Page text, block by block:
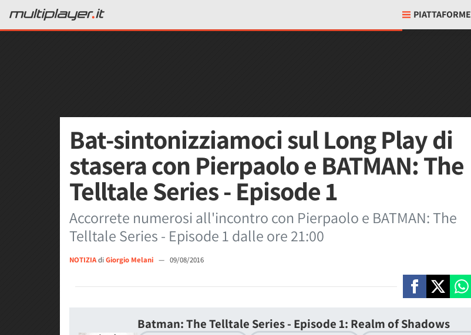
PIATTAFORME
Bat-sintonizziamoci sul Long Play di
stasera con Pierpaolo e BATMAN: The
Telltale Series - Episode 1
Accorrete numerosi all'incontro con Pierpaolo e BATMAN: The
Telltale Series - Episode 1 dalle ore 21:00
NOTIZIAdi Giorgio Melani — 09/08/2016
Batman: The Telltale Series - Episode 1: Realm of Shadows